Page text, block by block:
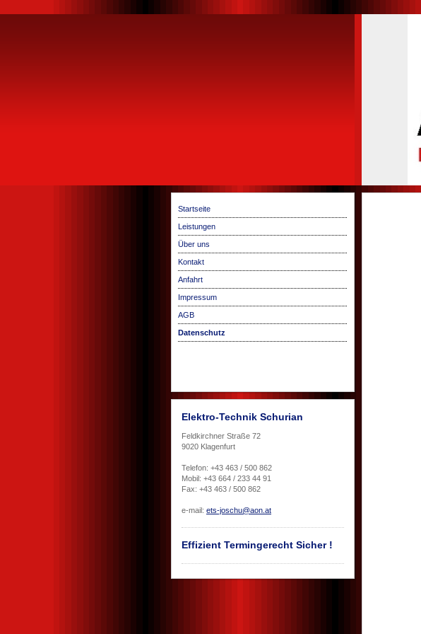
Startseite
Leistungen
Über uns
Kontakt
Anfahrt
Impressum
AGB
Datenschutz
Elektro-Technik Schurian
Feldkirchner Straße 72
9020 Klagenfurt
Telefon: +43 463 / 500 862
Mobil: +43 664 / 233 44 91
Fax: +43 463 / 500 862
e-mail: ets-joschu@aon.at
Effizient Termingerecht Sicher !